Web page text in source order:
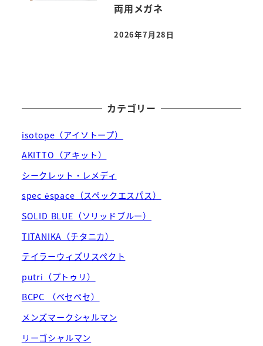
両用メガネ
投稿日
2026年7月28日
カテゴリー
isotope（アイソトープ）
AKITTO（アキット）
シークレット・レメディ
spec ēspace（スペックエスパス）
SOLID BLUE（ソリッドブルー）
TITANIKA（チタニカ）
テイラーウィズリスペクト
putri（プトゥリ）
BCPC （ベセペセ）
メンズマークシャルマン
リーゴシャルマン